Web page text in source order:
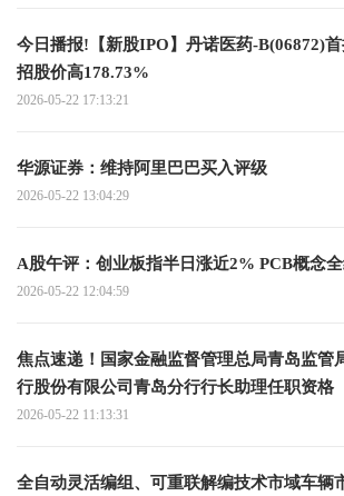
今日播报!【新股IPO】丹诺医药-B(06872)
招股价高178.73%
2026-05-22 17:13:21
华源证券：维持阿里巴巴买入评级
2026-05-22 13:04:29
A股午评：创业板指半日涨近2% PCB概念
2026-05-22 12:04:59
焦点速递！国家金融监督管理总局青岛监管
行股份有限公司青岛分行行长助理任职资格
2026-05-22 11:13:31
全自动灵活编组、可重联解编技术市域车辆